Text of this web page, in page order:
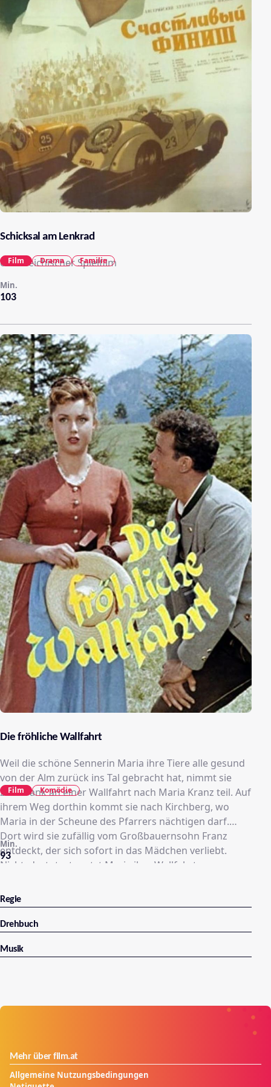
Schicksal am Lenkrad
österreichischer Spielfilm
103
Min.
Film Drama Familie
Die fröhliche Wallfahrt
Weil die schöne Sennerin Maria ihre Tiere alle gesund
von der Alm zurück ins Tal gebracht hat, nimmt sie
zum Dank an einer Wallfahrt nach Maria Kranz teil. Auf
ihrem Weg dorthin kommt sie nach Kirchberg, wo
Maria in der Scheune des Pfarrers nächtigen darf.
Dort wird sie zufällig vom Großbauernsohn Franz
entdeckt, der sich sofort in das Mädchen verliebt.
Nichtsdestotrotz setzt Maria ihre Wallfahrt am
Fersen, stets in der Hoffnung, dass die Sennerin
endlich seinem Werben nachgibt.
93
Min.
Film Komödie
Regie
Drehbuch
Musik
Mehr über film.at
Allgemeine Nutzungsbedingungen